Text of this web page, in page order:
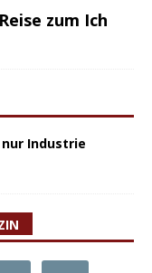
zum Ich
Industrie